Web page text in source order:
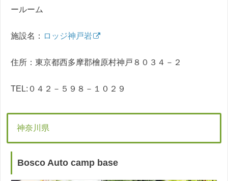
ールーム
施設名： ロッジ神戸岩
住所：東京都西多摩郡檜原村神戸８０３４－２
TEL:０４２－５９８－１０２９
神奈川県
Bosco Auto camp base